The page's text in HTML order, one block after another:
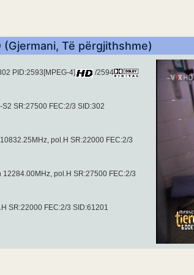
(Gjermani, Të përgjithshme)
PID:2593[MPEG-4]
/2594
SR:27500 FEC:2/3 SID:302
pol.H SR:22000 FEC:2/3
12284.00MHz, pol.H SR:27500 FEC:2/3
SR:22000 FEC:2/3 SID:61201